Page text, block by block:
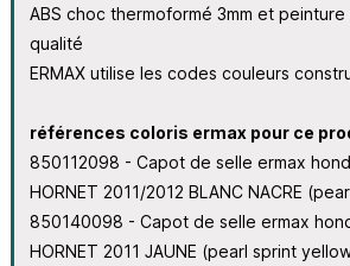
ABS choc thermoformé 3mm et
qualité
ERMAX utilise les codes couleurs
références coloris ermax pour ce
850112098 - Capot de selle ermax
HORNET 2011/2012 BLANC NACRE
850140098 - Capot de selle ermax
HORNET 2011 JAUNE (pearl sprint